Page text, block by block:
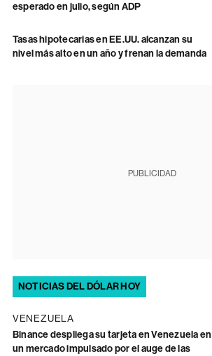
esperado en julio, según ADP
Tasas hipotecarias en EE.UU. alcanzan su
nivel más alto en un año y frenan la demanda
PUBLICIDAD
NOTICIAS DEL DÓLAR HOY
VENEZUELA
Binance despliega su tarjeta en Venezuela en
un mercado impulsado por el auge de las